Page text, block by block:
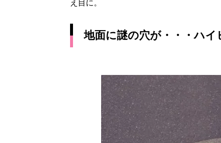
え目に。
地面に謎の穴が・・・ハイ